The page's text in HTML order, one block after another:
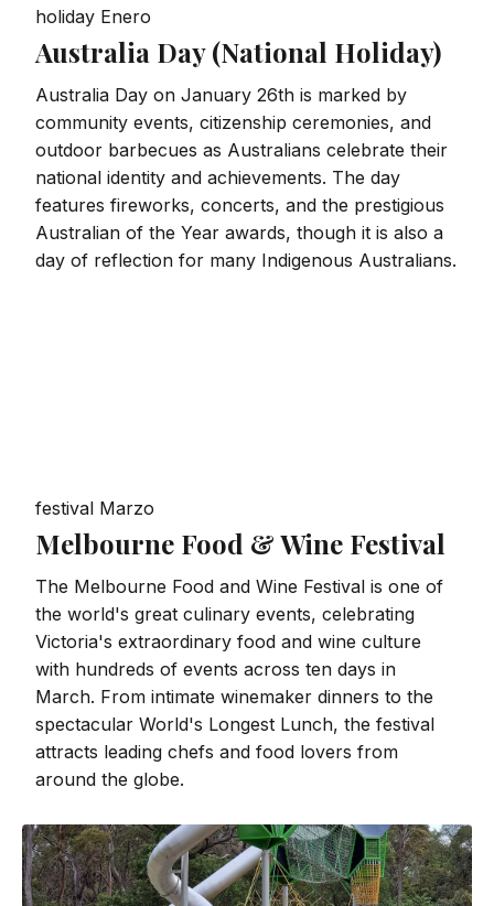
holiday Enero
Australia Day (National Holiday)
Australia Day on January 26th is marked by
community events, citizenship ceremonies, and
outdoor barbecues as Australians celebrate their
national identity and achievements. The day
features fireworks, concerts, and the prestigious
Australian of the Year awards, though it is also a
day of reflection for many Indigenous Australians.
festival Marzo
Melbourne Food & Wine Festival
The Melbourne Food and Wine Festival is one of
the world's great culinary events, celebrating
Victoria's extraordinary food and wine culture
with hundreds of events across ten days in
March. From intimate winemaker dinners to the
spectacular World's Longest Lunch, the festival
attracts leading chefs and food lovers from
around the globe.